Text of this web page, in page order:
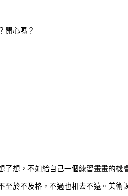
開心嗎？
想，不如給自己一個練習畫畫的機
於不及格，不過也相去不遠。美術